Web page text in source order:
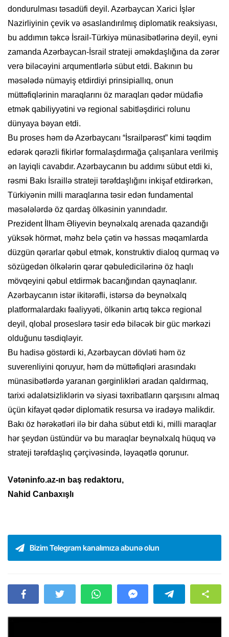
dondurulması təsadüfi deyil. Azərbaycan Xarici İşlər
Nazirliyinin çevik və əsaslandırılmış diplomatik reaksiyası,
bu addımın təkcə İsrail-Türkiyə münasibətlərinə deyil, eyni
zamanda Azərbaycan-İsrail strateji əməkdaşlığına da zərər
verə biləcəyini arqumentlərlə sübut etdi. Bakının bu
məsələdə nümayiş etdirdiyi prinsipiallıq, onun
müttəfiqlərinin maraqlarını öz maraqları qədər müdafiə
etmək qabiliyyətini və regional sabitləşdirici rolunu
dünyaya bəyan etdi.
Bu proses həm də Azərbaycanı “İsrailpərəst” kimi təqdim
edərək qərəzli fikirlər formalaşdırmağa çalışanlara verilmiş
ən layiqli cavabdır. Azərbaycanın bu addımı sübut etdi ki,
rəsmi Bakı İsraillə strateji tərəfdaşlığını inkişaf etdirərkən,
Türkiyənin milli maraqlarına təsir edən fundamental
məsələlərdə öz qardaş ölkəsinin yanındadır.
Prezident İlham Əliyevin beynəlxalq arenada qazandığı
yüksək hörmət, məhz belə çətin və həssas məqamlarda
düzgün qərarlar qəbul etmək, konstruktiv dialoq qurmaq və
sözügedən ölkələrin qərar qəbuledicilərinə öz haqlı
mövqeyini qəbul etdirmək bacarığından qaynaqlanır.
Azərbaycanın istər ikitərəfli, istərsə də beynəlxalq
platformalardakı fəaliyyəti, ölkənin artıq təkcə regional
deyil, qlobal proseslərə təsir edə biləcək bir güc mərkəzi
olduğunu təsdiqləyir.
Bu hadisə göstərdi ki, Azərbaycan dövləti həm öz
suverenliyini qoruyur, həm də müttəfiqləri arasındakı
münasibətlərdə yaranan gərginlikləri aradan qaldırmaq,
tarixi ədalətsizliklərin və siyasi təxribatların qarşısını almaq
üçün kifayət qədər diplomatik resursa və iradəyə malikdir.
Bakı öz hərəkətləri ilə bir daha sübut etdi ki, milli maraqlar
hər şeydən üstündür və bu maraqlar beynəlxalq hüquq və
strateji tərəfdaşlıq çərçivəsində, ləyaqətlə qorunur.
Vətəninfo.az-ın baş redaktoru,
Nahid Canbaxışlı
Bizim Telegram kanalımıza abunə olun